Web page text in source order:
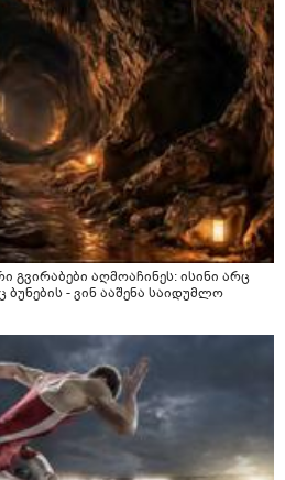
გვირაბები აღმოაჩინეს: ისინი არც
- ვინ ააშენა საიდუმლო